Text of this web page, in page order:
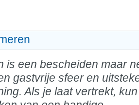
is een bescheiden maar
gastvrije sfeer en
Als je laat vertrekt,